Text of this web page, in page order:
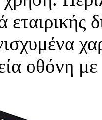
εταιρικής
οθόνη